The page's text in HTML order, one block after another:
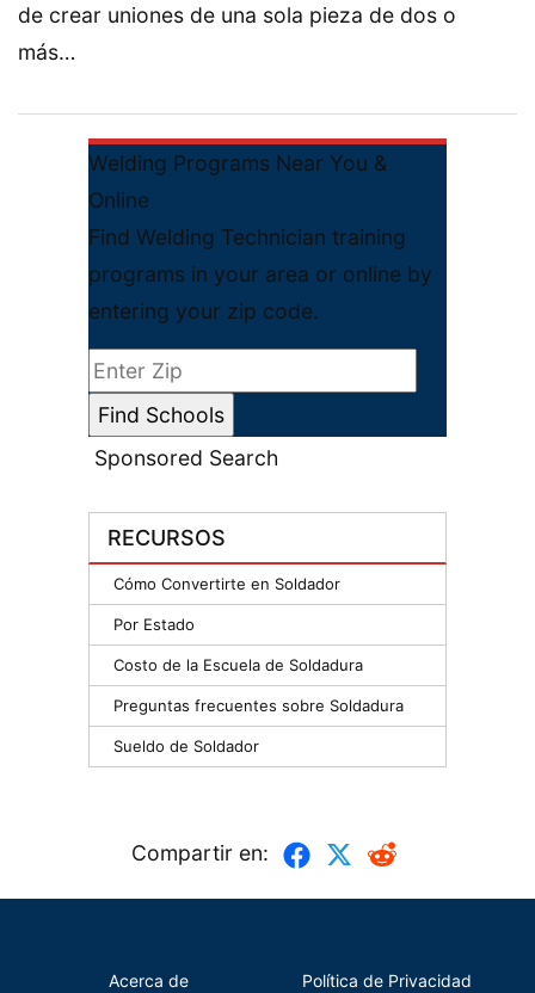
Welding Programs Near You &
Online
Find Welding Technician training
programs in your area or online by
entering your zip code.
Sponsored Search
RECURSOS
Cómo Convertirte en Soldador
Por Estado
Costo de la Escuela de Soldadura
Preguntas frecuentes sobre Soldadura
Sueldo de Soldador
de crear uniones de una sola pieza de dos o
más…
Compartir en:
Acerca de Política de Privacidad